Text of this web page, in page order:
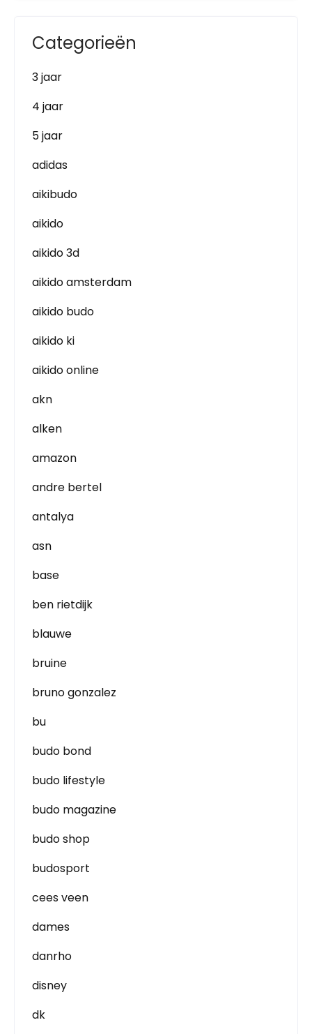
Categorieën
3 jaar
4 jaar
5 jaar
adidas
aikibudo
aikido
aikido 3d
aikido amsterdam
aikido budo
aikido ki
aikido online
akn
alken
amazon
andre bertel
antalya
asn
base
ben rietdijk
blauwe
bruine
bruno gonzalez
bu
budo bond
budo lifestyle
budo magazine
budo shop
budosport
cees veen
dames
danrho
disney
dk